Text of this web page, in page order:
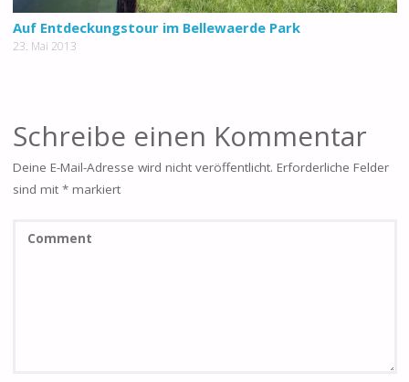
Auf Entdeckungstour im Bellewaerde Park
23. Mai 2013
Schreibe einen Kommentar
Deine E-Mail-Adresse wird nicht veröffentlicht. Erforderliche Felder
sind mit *markiert